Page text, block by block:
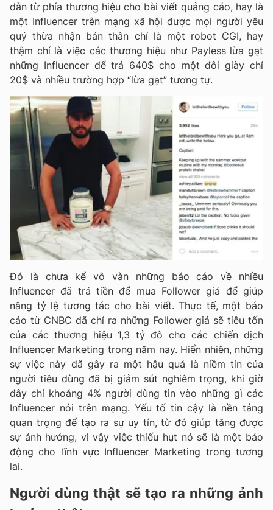
dẫn từ phía thương hiệu cho bài viết quảng cáo, hay là
một Influencer trên mạng xã hội được mọi người yêu
quý thừa nhận bản thân chỉ là một robot CGI, hay
thậm chí là việc các thương hiệu như Payless lừa gạt
những Influencer để trả 640$ cho một đôi giày chỉ
20$ và nhiều trường hợp “lừa gạt” tương tự.
Đó là chưa kể vô vàn những báo cáo về nhiều
Influencer đã trả tiền để mua Follower giả để giúp
nâng tỷ lệ tương tác cho bài viết. Thực tế, một báo
cáo từ CNBC đã chỉ ra những Follower giả sẽ tiêu tốn
của các thương hiệu 1,3 tỷ đô cho các chiến dịch
Influencer Marketing trong năm nay. Hiển nhiên, những
sự việc này đã gây ra một hậu quả là niềm tin của
người tiêu dùng đã bị giảm sút nghiêm trọng, khi giờ
đây chỉ khoảng 4% người dùng tin vào những gì các
Influencer nói trên mạng. Yếu tố tin cậy là nền tảng
quan trọng để tạo ra sự uy tín, từ đó giúp tăng được
sự ảnh hưởng, vì vậy việc thiếu hụt nó sẽ là một báo
động cho lĩnh vực Influencer Marketing trong tương
lai.
Người dùng thật sẽ tạo ra những ảnh